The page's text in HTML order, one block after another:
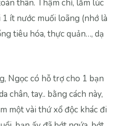
thân. Thậm chí, lắm lúc
ít nước muối loãng (nhớ là
tiêu hóa, thực quản…, dạ
Ngọc có hỗ trợ cho 1 bạn
chân, tay.. bằng cách này,
một vài thứ xổ độc khác đi